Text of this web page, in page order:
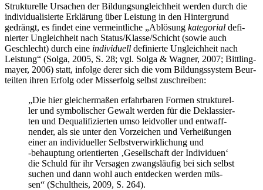
Struk­tu­rel­le Ursa­chen der Bil­dungs­un­gleich­heit wer­den durch die
indi­vi­dua­li­sier­te Erklä­rung über Leis­tung in den Hin­ter­grund
gedrängt, es fin­det eine ver­meint­li­che „Ablö­sung kate­go­ri­al defi­
nier­ter Ungleich­heit nach Status/Klasse/Schicht (sowie auch
Geschlecht) durch eine indi­vi­du­ell defi­nier­te Ungleich­heit nach
Leis­tung“ (Sol­ga, 2005, S. 28; vgl. Sol­ga & Wag­ner, 2007; Bitt­ling­
may­er, 2006) statt, infol­ge derer sich die vom Bil­dungs­sys­tem Beur­
teil­ten ihren Erfolg oder Miss­erfolg selbst zuschreiben:
„Die hier glei­cher­ma­ßen erfahr­ba­ren For­men struk­tu­rel­
ler und sym­bo­li­scher Gewalt wer­den für die Deklas­sier­
ten und Dequa­li­fi­zier­ten umso leid­vol­ler und ent­waff­
nen­der, als sie unter den Vor­zei­chen und Ver­hei­ßun­gen
einer an indi­vi­du­el­ler Selbst­ver­wirk­li­chung und
‑behaup­tung ori­en­tier­ten ‚Gesell­schaft der Indi­vi­du­en‘
die Schuld für ihr Ver­sa­gen zwangs­läu­fig bei sich selbst
suchen und dann wohl auch ent­de­cken wer­den müs­
sen“ (Schult­heis, 2009, S. 264).